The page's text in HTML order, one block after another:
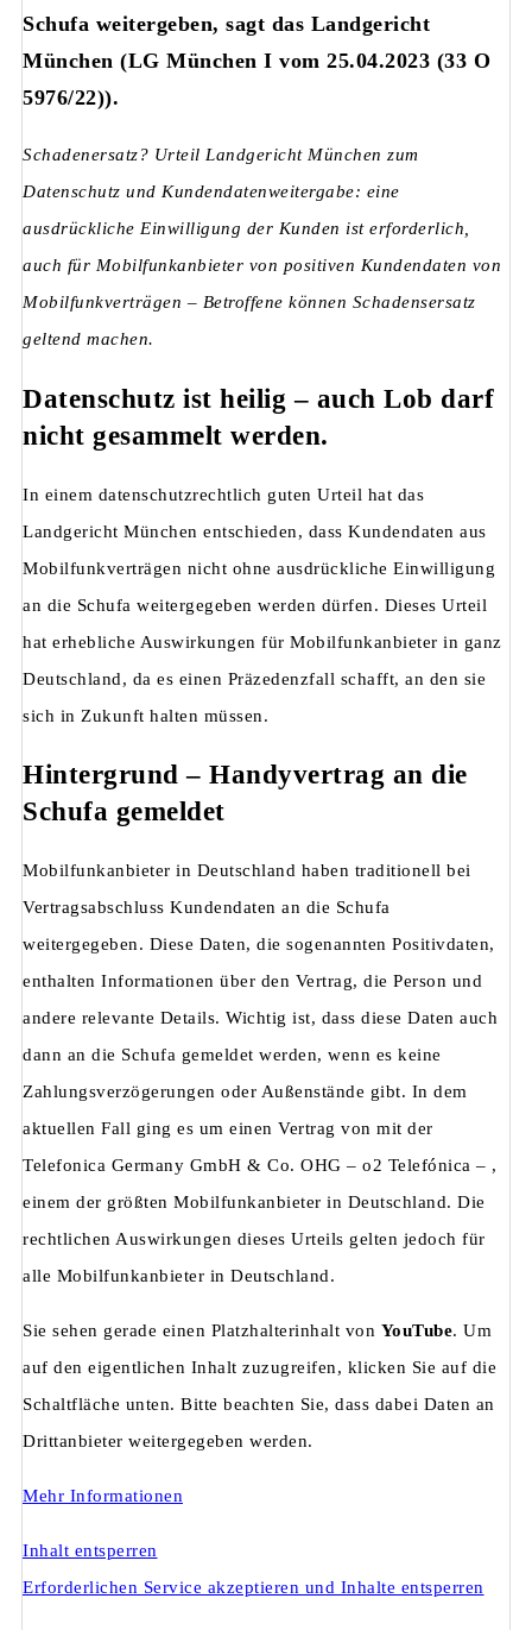
Schufa weitergeben, sagt das Landgericht
München (LG München I vom 25.04.2023 (33 O
5976/22)).
Schadenersatz? Urteil Landgericht München zum
Datenschutz und Kundendatenweitergabe: eine
ausdrückliche Einwilligung der Kunden ist erforderlich,
auch für Mobilfunkanbieter von positiven Kundendaten von
Mobilfunkverträgen – Betroffene können Schadensersatz
geltend machen.
Datenschutz ist heilig – auch Lob darf
nicht gesammelt werden.
In einem datenschutzrechtlich guten Urteil hat das
Landgericht München entschieden, dass Kundendaten aus
Mobilfunkverträgen nicht ohne ausdrückliche Einwilligung
an die Schufa weitergegeben werden dürfen. Dieses Urteil
hat erhebliche Auswirkungen für Mobilfunkanbieter in ganz
Deutschland, da es einen Präzedenzfall schafft, an den sie
sich in Zukunft halten müssen.
Hintergrund – Handyvertrag an die
Schufa gemeldet
Mobilfunkanbieter in Deutschland haben traditionell bei
Vertragsabschluss Kundendaten an die Schufa
weitergegeben. Diese Daten, die sogenannten Positivdaten,
enthalten Informationen über den Vertrag, die Person und
andere relevante Details. Wichtig ist, dass diese Daten auch
dann an die Schufa gemeldet werden, wenn es keine
Zahlungsverzögerungen oder Außenstände gibt. In dem
aktuellen Fall ging es um einen Vertrag von mit der
Telefonica Germany GmbH & Co. OHG – o2 Telefónica – ,
einem der größten Mobilfunkanbieter in Deutschland. Die
rechtlichen Auswirkungen dieses Urteils gelten jedoch für
alle Mobilfunkanbieter in Deutschland.
Sie sehen gerade einen Platzhalterinhalt von YouTube. Um
auf den eigentlichen Inhalt zuzugreifen, klicken Sie auf die
Schaltfläche unten. Bitte beachten Sie, dass dabei Daten an
Drittanbieter weitergegeben werden.
Mehr Informationen
Inhalt entsperren
Erforderlichen Service akzeptieren und Inhalte entsperren